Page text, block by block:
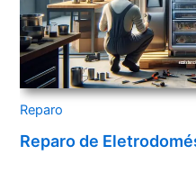
Reparo
Reparo de